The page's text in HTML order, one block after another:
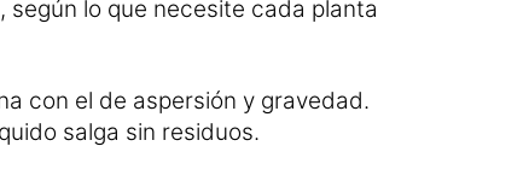
lo que necesite cada planta
con el de aspersión y gravedad.
salga sin residuos.